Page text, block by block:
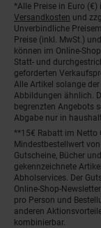
Fußnoten
*Alle Preise in Euro (€)
Versandkosten und
Unverbindliche
Preise (inkl. MwSt.)
können im Online-
Statt- und
geforderten
Alle Artikel solange
Abbildungen ähnlich.
begrenzten Angebots
Abgabe nur in
**15€ Rabatt im Netto
Mindestbestellwert
Gutscheine, Bücher
gekennzeichnete
Abholservices. Der
Online-Shop-
pro Person und
anderen
kombinierbar.